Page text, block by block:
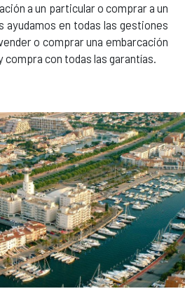
a un particular o comprar a un
en todas las gestiones
o comprar una embarcación
compra con todas las garantías.